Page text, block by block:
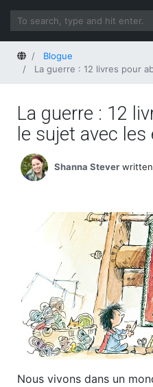
HomeBlogue
La guerre : 12 livres pour
La guerre : 12
le sujet avec
Shanna Stever written
Nous vivons dans un